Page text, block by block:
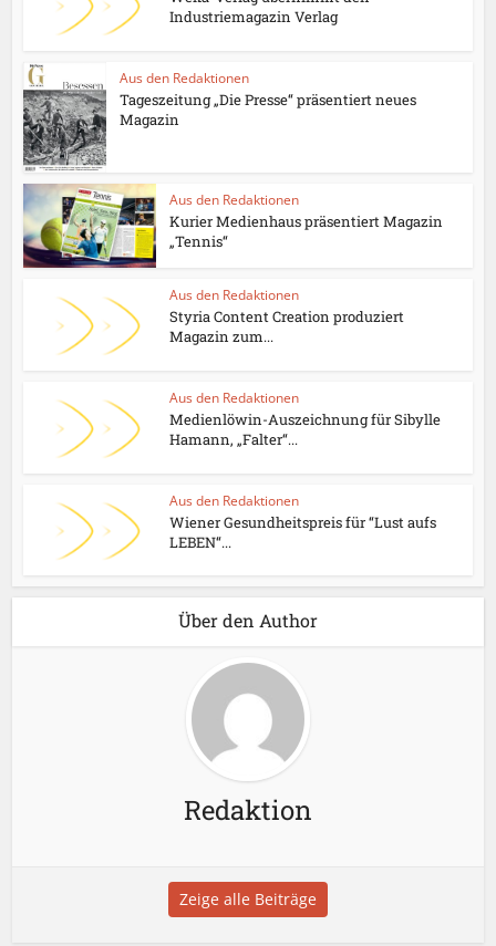
Industriemagazin Verlag
Aus den Redaktionen
Tageszeitung „Die Presse“ präsentiert neues
Magazin
Aus den Redaktionen
Kurier Medienhaus präsentiert Magazin
„Tennis“
Aus den Redaktionen
Styria Content Creation produziert
Magazin zum...
Aus den Redaktionen
Medienlöwin-Auszeichnung für Sibylle
Hamann, „Falter“...
Aus den Redaktionen
Wiener Gesundheitspreis für “Lust aufs
LEBEN“...
Über den Author
Redaktion
Zeige alle Beiträge